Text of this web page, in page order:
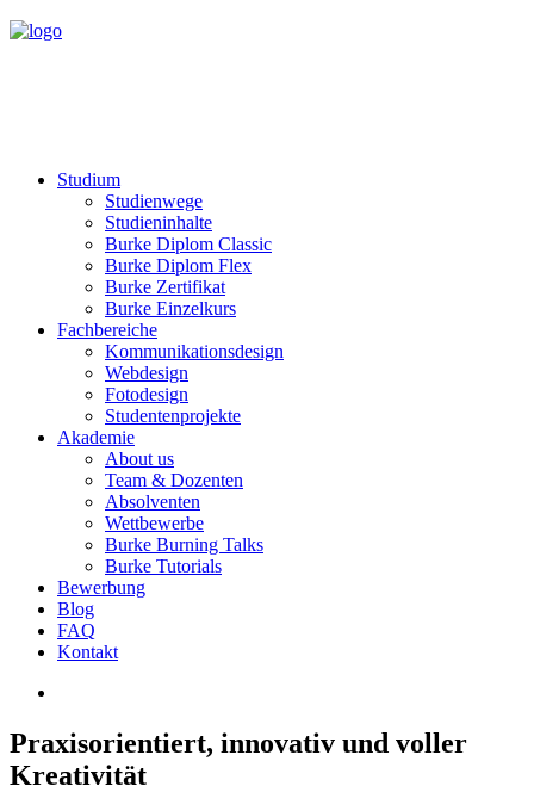
Studium
Studienwege
Studieninhalte
Burke Diplom Classic
Burke Diplom Flex
Burke Zertifikat
Burke Einzelkurs
Fachbereiche
Kommunikationsdesign
Webdesign
Fotodesign
Studentenprojekte
Akademie
About us
Team & Dozenten
Absolventen
Wettbewerbe
Burke Burning Talks
Burke Tutorials
Bewerbung
Blog
FAQ
Kontakt
Praxisorientiert, innovativ und voller
Kreativität